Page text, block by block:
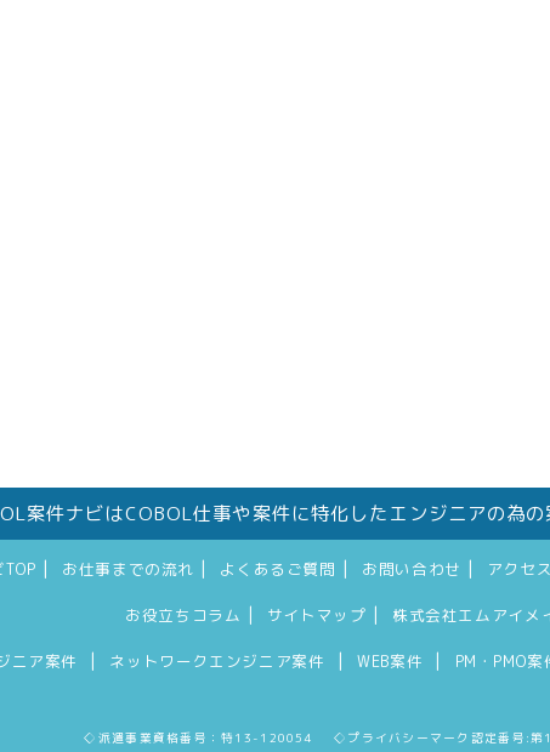
案件ナビはCOBOL仕事や案件に特化したエンジニアの為の
TOP お仕事までの流れ よくあるご質問 お問い合わせ アクセス
お役立ちコラム サイトマップ 株式会社エムアイメ
ニア案件 ネットワークエンジニア案件 WEB案件 PM・PMO案
◇派遣事業資格番号：特13-120054 ◇プライバシーマーク認定番号:第